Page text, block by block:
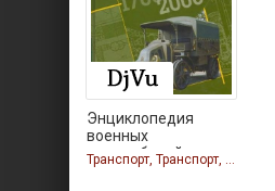
Энциклопедия
военных
автомобилей
Транспорт, Транспорт, Транспорт